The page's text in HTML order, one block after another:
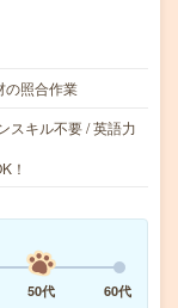
の照合作業
スキル不要 / 英語力
！
50代
60代